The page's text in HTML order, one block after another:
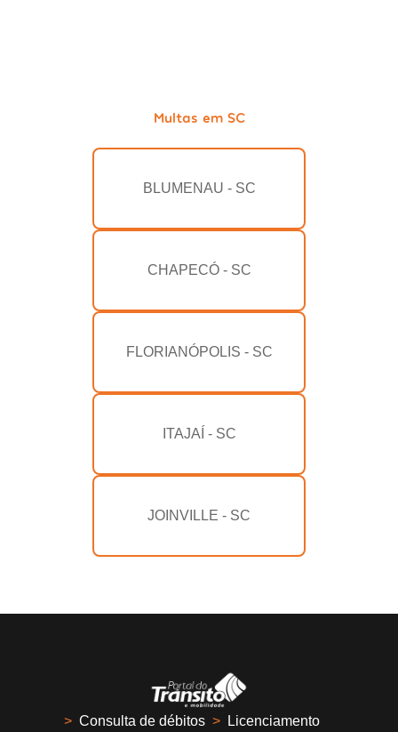
Multas em SC
BLUMENAU - SC
CHAPECÓ - SC
FLORIANÓPOLIS - SC
ITAJAÍ - SC
JOINVILLE - SC
> Consulta de débitos >
Licenciamento